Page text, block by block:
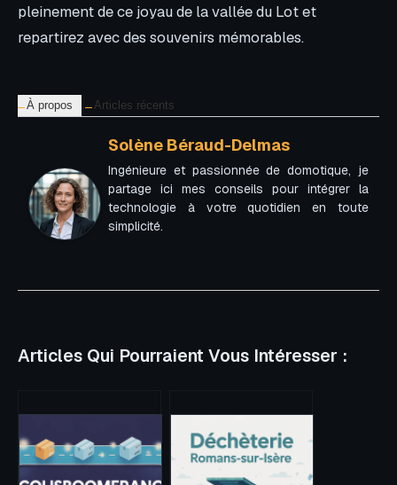
pleinement de ce joyau de la vallée du Lot et
repartirez avec des souvenirs mémorables.
À propos Articles récents
Solène Béraud-Delmas
Ingénieure et passionnée de domotique, je
partage ici mes conseils pour intégrer la
technologie à votre quotidien en toute
simplicité.
Articles Qui Pourraient Vous Intéresser :